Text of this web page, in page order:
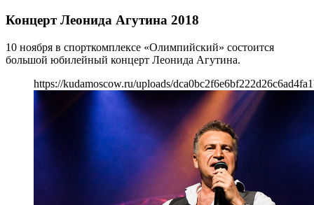
Концерт Леонида Агутина 2018
10 ноября в спорткомплексе «Олимпийский» состоится
большой юбилейный концерт Леонида Агутина.
https://kudamoscow.ru/uploads/